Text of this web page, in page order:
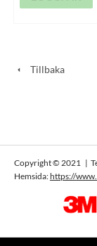
Tillbaka
Copyright © 2021 |
Hemsida:https://